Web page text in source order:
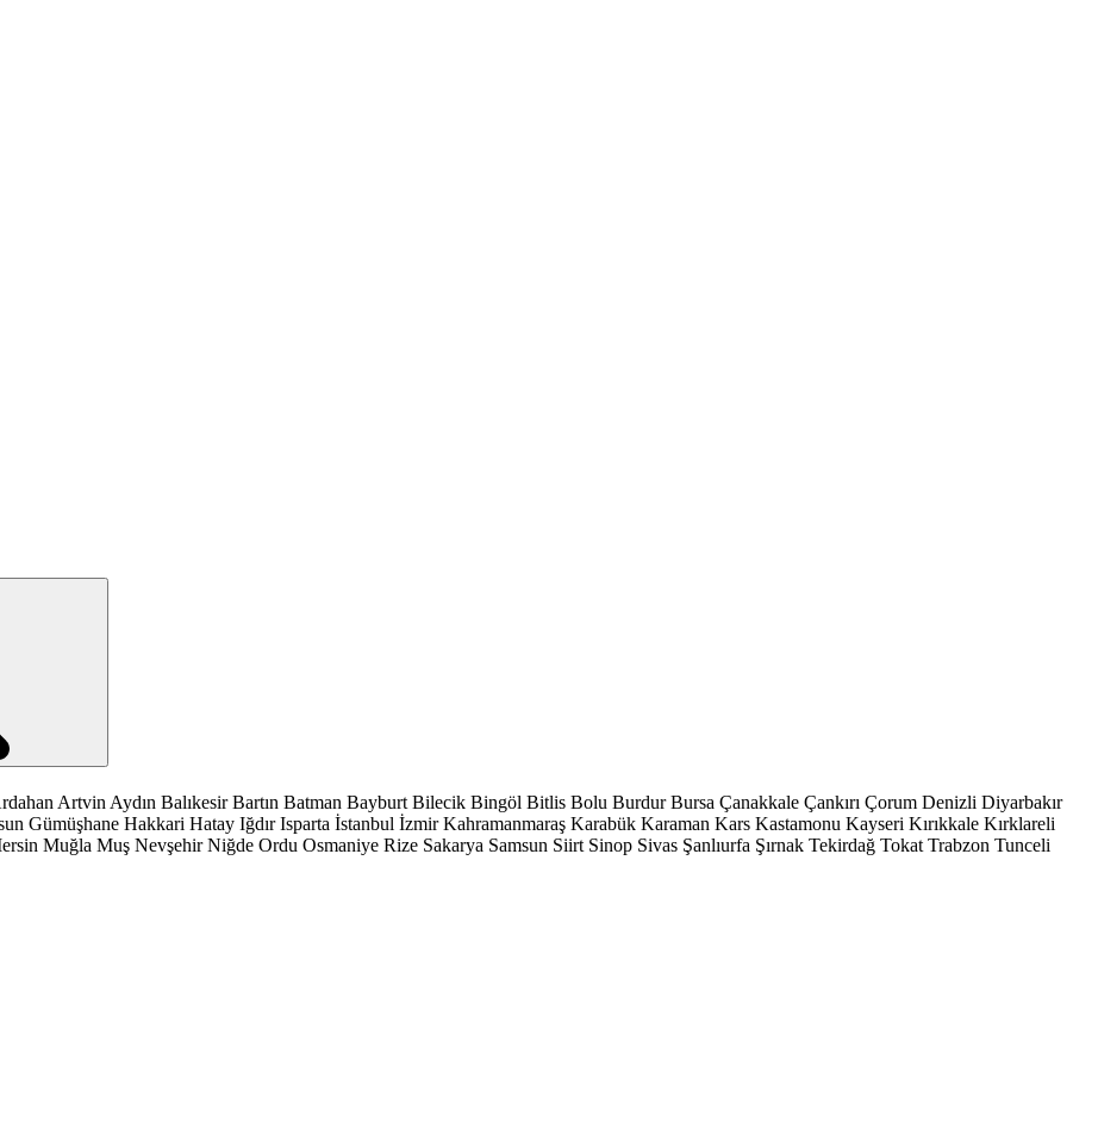
Artvin Aydın Balıkesir Bartın Batman Bayburt Bilecik Bingöl Bitlis Bolu Burdur Bursa Çanakkale Çankırı Çorum Denizli Diyarbakır
Gümüşhane Hakkari Hatay Iğdır Isparta İstanbul İzmir Kahramanmaraş Karabük Karaman Kars Kastamonu Kayseri Kırıkkale Kırklareli
Muğla Muş Nevşehir Niğde Ordu Osmaniye Rize Sakarya Samsun Siirt Sinop Sivas Şanlıurfa Şırnak Tekirdağ Tokat Trabzon Tunceli